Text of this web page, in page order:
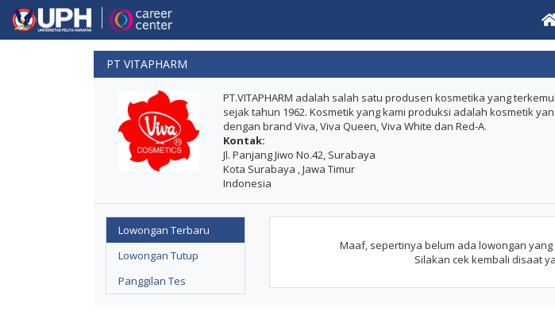
PT VITAPHARM
PT.VITAPHARM adalah salah satu produsen kosmetika yang
sejak tahun 1962. Kosmetik yang kami produksi adalah kosmetik
dengan brand Viva, Viva Queen, Viva White dan Red-A.
Kontak:
Jl. Panjang Jiwo No.42, Surabaya
Kota Surabaya , Jawa Timur
Indonesia
Lowongan Terbaru
Lowongan Tutup
Panggilan Tes
Maaf, sepertinya belum ada lowongan
Silakan cek kembali disaat